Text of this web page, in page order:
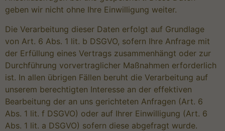
geben wir nicht ohne Ihre Einwilligung weiter.
Die Verarbeitung dieser Daten erfolgt auf Grundlage
von Art. 6 Abs. 1 lit. b DSGVO, sofern Ihre Anfrage mit
der Erfüllung eines Vertrags zusammenhängt oder zur
Durchführung vorvertraglicher Maßnahmen erforderlich
ist. In allen übrigen Fällen beruht die Verarbeitung auf
unserem berechtigten Interesse an der effektiven
Bearbeitung der an uns gerichteten Anfragen (Art. 6
Abs. 1 lit. f DSGVO) oder auf Ihrer Einwilligung (Art. 6
Abs. 1 lit. a DSGVO) sofern diese abgefragt wurde.